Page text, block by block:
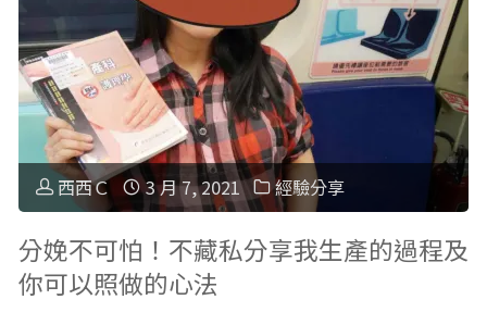
修
正
居
作
因
中
毒
怎
麼
瓣？
西西Ｃ 3 月 7, 2021 經驗分享
分娩不可怕！不藏私分享我生產的過程及
你可以照做的心法